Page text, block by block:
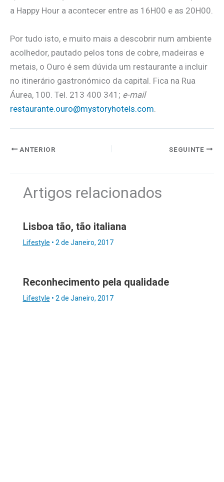
a Happy Hour a acontecer entre as 16H00 e as 20H00.
Por tudo isto, e muito mais a descobrir num ambiente
acolhedor, pautado pelos tons de cobre, madeiras e
metais, o Ouro é sem dúvida um restaurante a incluir
no itinerário gastronómico da capital. Fica na Rua
Áurea, 100. Tel. 213 400 341; e-mail
restaurante.ouro@mystoryhotels.com
ANTERIOR SEGUINTE
Artigos relacionados
Lisboa tão, tão italiana
Lifestyle • 2 de Janeiro, 2017
Reconhecimento pela qualidade
Lifestyle • 2 de Janeiro, 2017